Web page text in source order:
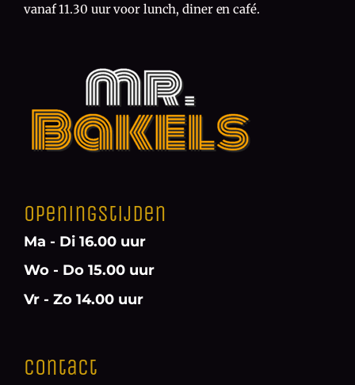
vanaf 11.30 uur voor lunch, diner en café.
Openingstijden
Ma - Di 16.00 uur
Wo - Do 15.00 uur
Vr - Zo 14.00 uur
Contact